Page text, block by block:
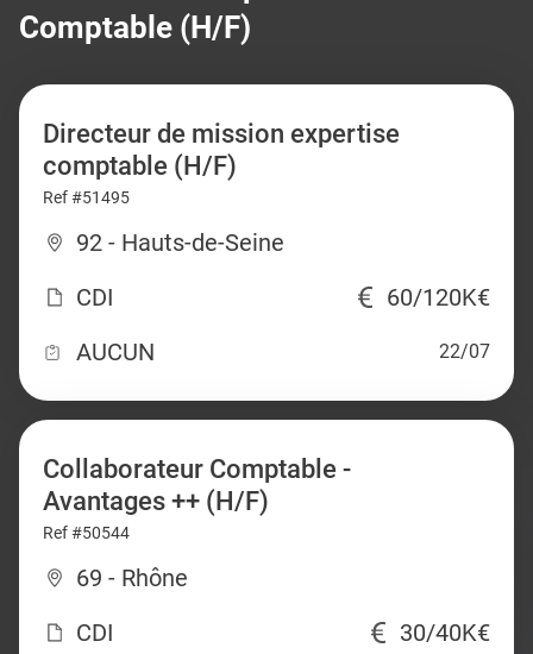
Comptable (H/F)
Directeur de mission expertise
comptable (H/F)
Ref #51495
92 - Hauts-de-Seine
CDI
60/120K€
AUCUN
22/07
Collaborateur Comptable -
Avantages ++ (H/F)
Ref #50544
69 - Rhône
CDI
30/40K€